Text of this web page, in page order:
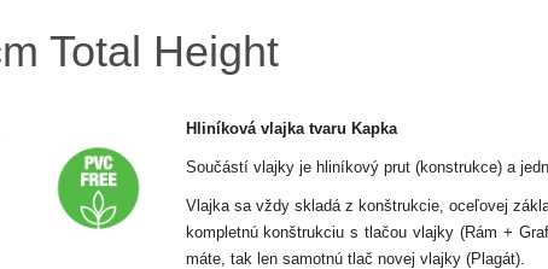
Total Height
Hliníková vlajka tvaru Kapka
Součástí vlajky je hliníkový prut (konstrukce) a
Vlajka sa vždy skladá z konštrukcie, oceľovej
kompletnú konštrukciu s tlačou vlajky (Rám +
máte, tak len samotnú tlač novej vlajky (Plagát).